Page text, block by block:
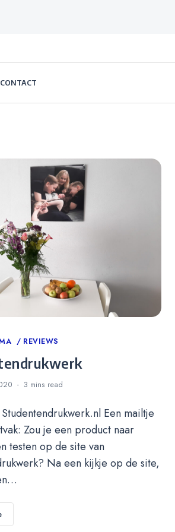
CONTACT
REVIEWS
3 mins read
Een mailtje
Zou je een product naar
testen op de site van
Na een kijkje op de site,